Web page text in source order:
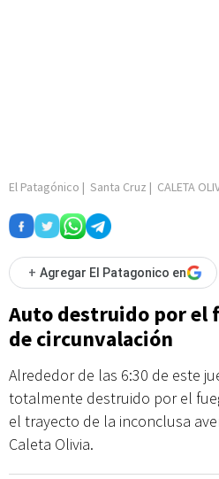
El Patagónico | Santa Cruz | CALETA
+ Agregar El Patagonico en
Auto destruido por el
de circunvalación
Alrededor de las 6:30 de este
totalmente destruido por el
el trayecto de la inconclusa
Caleta Olivia.